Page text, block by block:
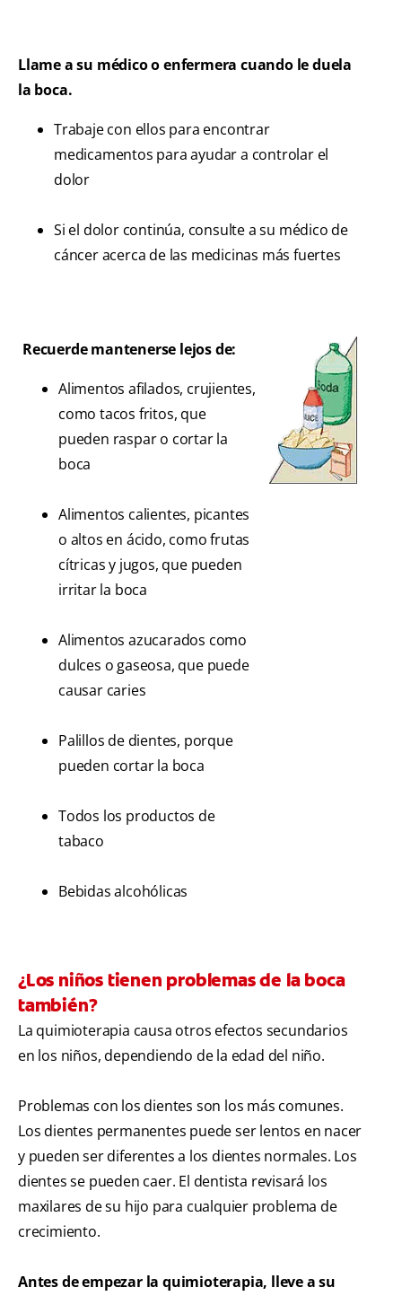
Llame a su médico o enfermera cuando le duela
la boca.
Trabaje con ellos para encontrar
medicamentos para ayudar a controlar el
dolor
Si el dolor continúa, consulte a su médico de
cáncer acerca de las medicinas más fuertes
Recuerde mantenerse lejos de:
Alimentos afilados, crujientes,
como tacos fritos, que
pueden raspar o cortar la
boca
Alimentos calientes, picantes
o altos en ácido, como frutas
cítricas y jugos, que pueden
irritar la boca
Alimentos azucarados como
dulces o gaseosa, que puede
causar caries
Palillos de dientes, porque
pueden cortar la boca
Todos los productos de
tabaco
Bebidas alcohólicas
¿Los niños tienen problemas de la boca
también?
La quimioterapia causa otros efectos secundarios
en los niños, dependiendo de la edad del niño.
Problemas con los dientes son los más comunes.
Los dientes permanentes puede ser lentos en nacer
y pueden ser diferentes a los dientes normales. Los
dientes se pueden caer. El dentista revisará los
maxilares de su hijo para cualquier problema de
crecimiento.
Antes de empezar la quimioterapia, lleve a su